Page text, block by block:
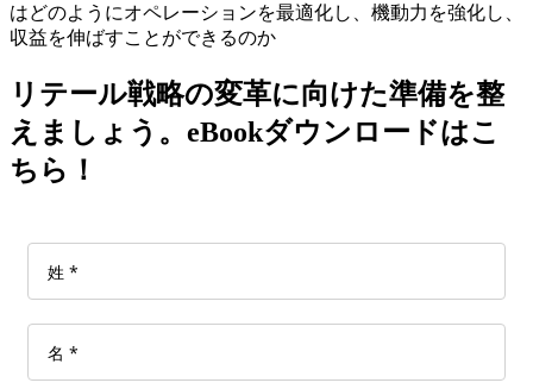
はどのようにオペレーションを最適化し、機動力を強化し、
収益を伸ばすことができるのか
リテール戦略の変革に向けた準備を整
えましょう。eBookダウンロードはこ
ちら！